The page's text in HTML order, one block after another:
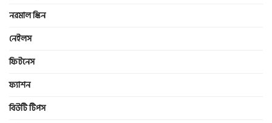
নরমাল স্কিন
নেইলস
ফিটনেস
ফ্যাশন
বিউটি টিপস